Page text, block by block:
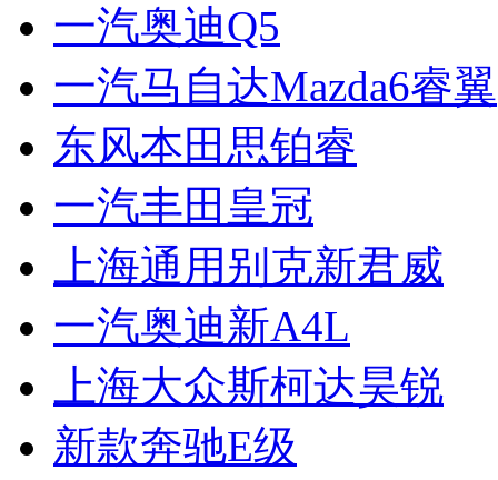
一汽奥迪Q5
一汽马自达Mazda6睿翼
东风本田思铂睿
一汽丰田皇冠
上海通用别克新君威
一汽奥迪新A4L
上海大众斯柯达昊锐
新款奔驰E级